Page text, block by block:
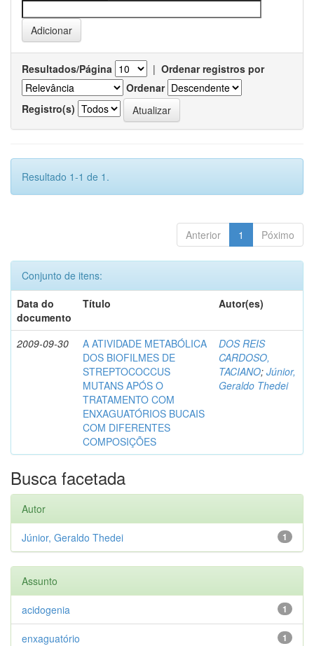
Resultados/Página | Ordenar registros por
Ordenar
Registro(s)
Resultado 1-1 de 1.
Anterior 1 Póximo
Conjunto de itens:
Data do
documento
Título Autor(es)
2009-09-30
A ATIVIDADE METABÓLICA
DOS BIOFILMES DE
STREPTOCOCCUS
MUTANS APÓS O
TRATAMENTO COM
ENXAGUATÓRIOS BUCAIS
COM DIFERENTES
COMPOSIÇÕES
DOS REIS
CARDOSO,
TACIANO; Júnior,
Geraldo Thedei
Busca facetada
Autor
1
Júnior, Geraldo Thedei
Assunto
1
acidogenia
1
enxaguatório